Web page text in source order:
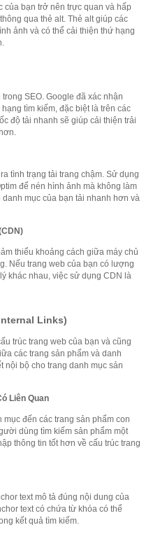
của bạn trở nên trực quan và hấp
qua thẻ alt. Thẻ alt giúp các
ảnh và có thể cải thiện thứ hạng
SEO. Google đã xác nhận
tìm kiếm, đặc biệt là trên các
độ tải nhanh sẽ giúp cải thiện trải
tình trạng tải trang chậm. Sử dụng
để nén hình ảnh mà không làm
mục của bạn tải nhanh hơn và
thiểu khoảng cách giữa máy chủ
Nếu trang web của bạn có lượng
khác nhau, việc sử dụng CDN là
Links)
trúc trang web của bạn và cũng
các trang sản phẩm và danh
nội bộ cho trang danh mục sản
Liên Quan
đến các trang sản phẩm con
dùng tìm kiếm sản phẩm một
thông tin tốt hơn về cấu trúc trang
text mô tả đúng nội dung của
text có chứa từ khóa có thể
kết quả tìm kiếm.